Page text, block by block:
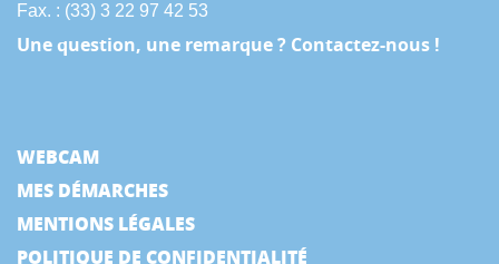
Fax. : (33) 3 22 97 42 53
Une question, une remarque ? Contactez-nous !
WEBCAM
MES DÉMARCHES
MENTIONS LÉGALES
POLITIQUE DE CONFIDENTIALITÉ